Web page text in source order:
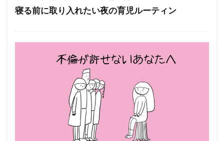
寝る前に取り入れたい夜の育児ルーティン